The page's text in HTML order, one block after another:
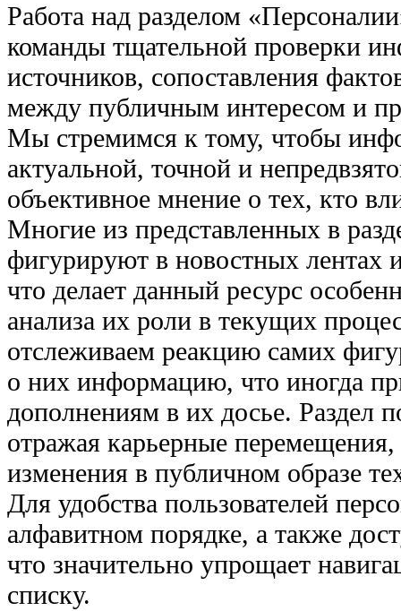
Работа над разделом
команды тщательной проверки
источников, сопоставления
между публичным интересом и
Мы стремимся к тому, чтобы
актуальной, точной и
объективное мнение о тех, кто
Многие из представленных в
фигурируют в новостных лентах
что делает данный ресурс
анализа их роли в текущих
отслеживаем реакцию самих
о них информацию, что иногда
дополнениям в их досье. Раздел
отражая карьерные
изменения в публичном образе
Для удобства пользователей
алфавитном порядке, а также
что значительно упрощает
списку.